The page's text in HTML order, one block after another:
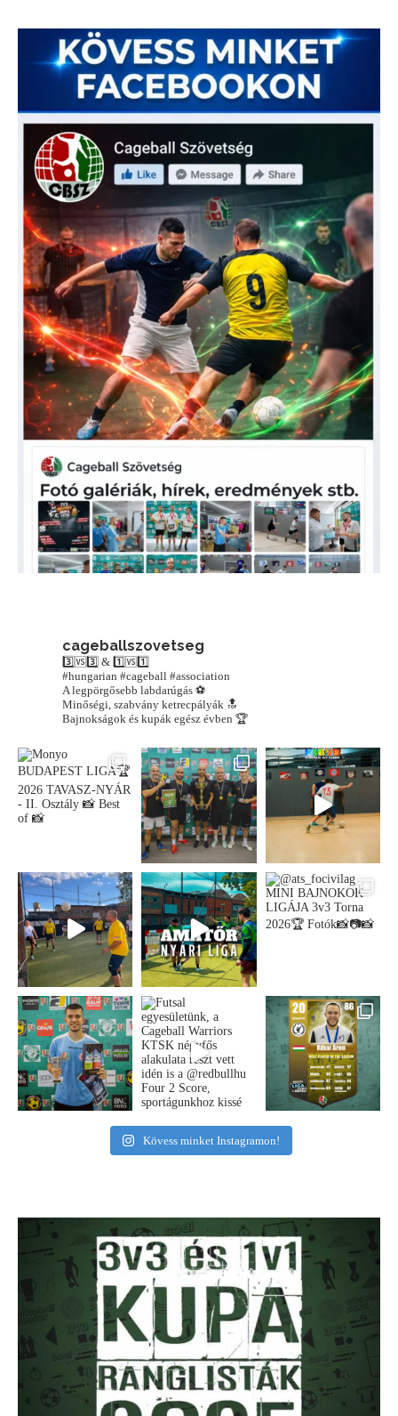
cageballszovetseg
3️⃣🆚3️⃣ & 1️⃣🆚1️⃣
#hungarian #cageball #association
A legpörgősebb labdarúgás ⚽️
Minőségi, szabvány ketrecpályák 🔝
Bajnokságok és kupák egész évben 🏆
Kövess minket Instagramon!